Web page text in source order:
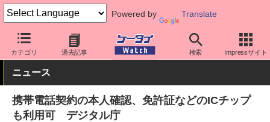
Powered by Translate
カテゴリ 過去記事 検索 Impressサイト
ケータイ Watch 業界動向 政策
ニュース
携帯電話契約の本人確認、免許証などのICチップ
も利用可 デジタル庁